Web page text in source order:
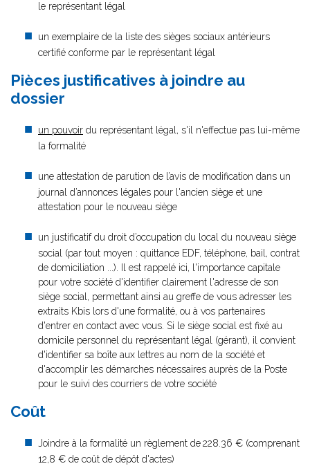
le représentant légal
un exemplaire de la liste des sièges sociaux antérieurs
certifié conforme par le représentant légal
Pièces justificatives à joindre au
dossier
un pouvoir du représentant légal, s'il n'effectue pas lui-même
la formalité
une attestation de parution de l’avis de modification dans un
journal d’annonces légales pour l'ancien siège et une
attestation pour le nouveau siège
un justificatif du droit d’occupation du local du nouveau siège
social (par tout moyen : quittance EDF, téléphone, bail, contrat
de domiciliation ...). Il est rappelé ici, l'importance capitale
pour votre société d'identifier clairement l'adresse de son
siège social, permettant ainsi au greffe de vous adresser les
extraits Kbis lors d'une formalité, ou à vos partenaires
d'entrer en contact avec vous. Si le siège social est fixé au
domicile personnel du représentant légal (gérant), il convient
d'identifier sa boîte aux lettres au nom de la société et
d'accomplir les démarches nécessaires auprès de la Poste
pour le suivi des courriers de votre société
Coût
Joindre à la formalité un règlement de228.36 € (comprenant
12,8 € de coût de dépôt d'actes)